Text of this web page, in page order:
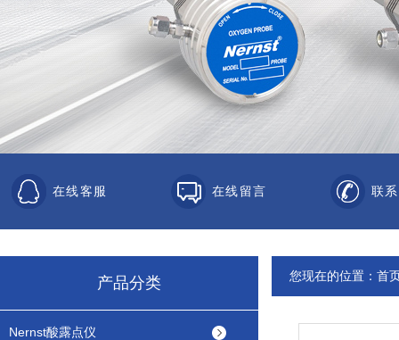
在线客服 在线留言 联
产品分类
Nernst酸露点仪
您现在的位置： 首